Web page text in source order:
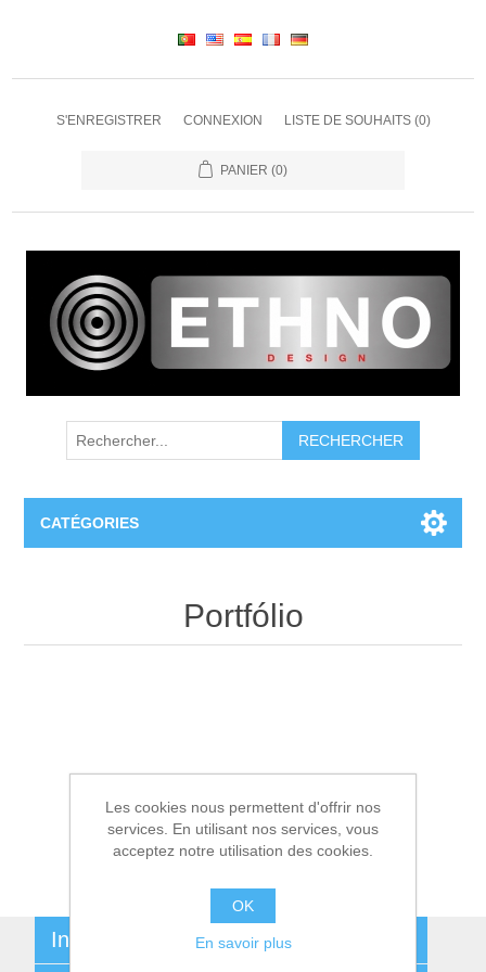
S'ENREGISTRER CONNEXION LISTE DE SOUHAITS (0)
PANIER (0)
RECHERCHER
CATÉGORIES
Portfólio
Informations
Les cookies nous permettent d'offrir nos
services. En utilisant nos services, vous
acceptez notre utilisation des cookies.
OK
En savoir plus